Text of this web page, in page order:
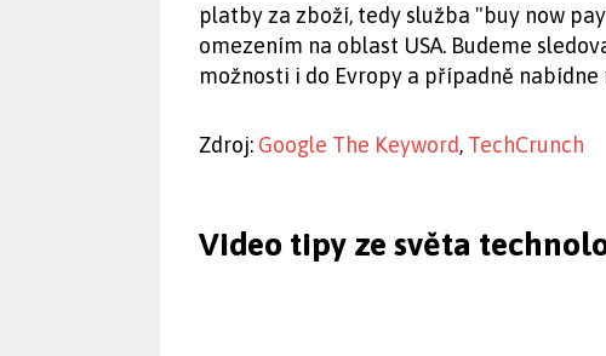
platby za zboží, tedy služba "buy now
omezením na oblast USA. Budeme
možnosti i do Evropy a případně
Zdroj: Google The Keyword, TechCrunch
Video tipy ze světa